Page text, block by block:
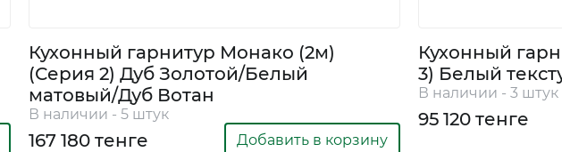
Кухонный гарнитур Монако (2м)
(Серия 2) Дуб Золотой/Белый
матовый/Дуб Вотан
В наличии - 5 штук
167 180 тенге Добавить в корзину
Кухонный
3) Белый
В наличии - 3 штук
95 120 тенге